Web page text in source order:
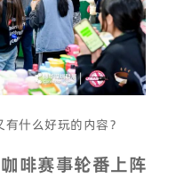
什么好玩的内容？
啡赛事轮番上阵